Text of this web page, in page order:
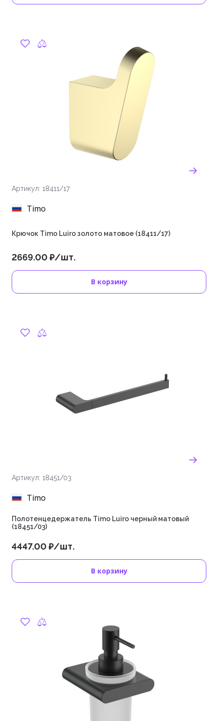
Артикул: 18411/17
Timo
Крючок Timo Luiro золото матовое (18411/17)
2669.00 ₽/шт.
В корзину
Артикул: 18451/03
Timo
Полотенцедержатель Timo Luiro черный матовый
(18451/03)
4447.00 ₽/шт.
В корзину